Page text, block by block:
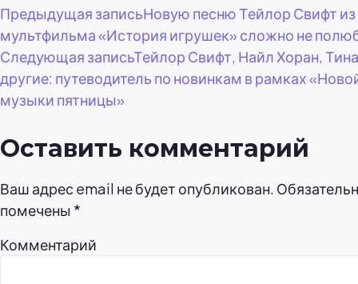
Навигация
по
записям
Предыдущая записьНовую песню Тейлор Свифт из
мультфильма «История игрушек» сложно не
Следующая записьТейлор Свифт, Найл Хоран,
другие: путеводитель по новинкам в рамках
музыки пятницы»
Оставить комментарий
Ваш адрес email не будет опубликован.
помечены *
Комментарий